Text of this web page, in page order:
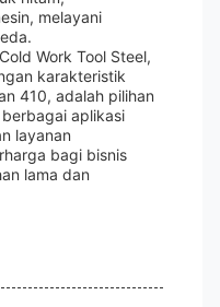
melayani
Work Tool Steel,
karakteristik
410, adalah pilihan
aplikasi
layanan
bagi bisnis
lama dan